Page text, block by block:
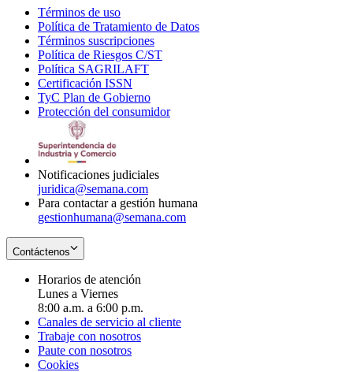
Términos de uso
in
new
window
Política de Tratamiento de Datos
Términos suscripciones
in
Política de Riesgos C/ST
Política SAGRILAFT
new
window
Certificación ISSN
in
new
TyC Plan de Gobierno
in
Protección del consumidorOpens
Notificaciones judiciales
juridica@semana.com
Para contactar a gestión humana
gestionhumana@semana.com
Contáctenos
Horarios de atención
Lunes a Viernes
8:00 a.m. a 6:00 p.m.
Canales de servicio al cliente
Trabaje con nosotros
Paute con nosotros
Cookies